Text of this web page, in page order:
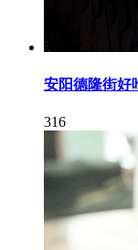
安阳德隆街好
316